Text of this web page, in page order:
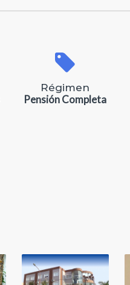
Régimen
Pensión Completa